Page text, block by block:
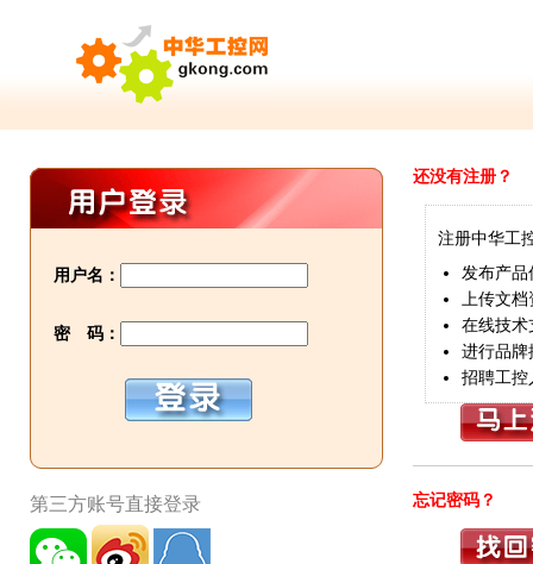
用户名：
密 码：
第三方账号直接登录
还没有注册？
注册中华工
发布产品
上传文档
在线技术
进行品牌
招聘工控
忘记密码？